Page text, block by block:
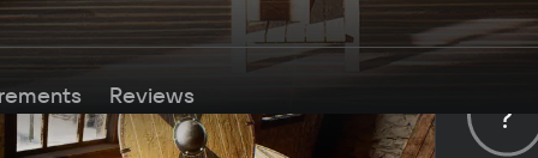
Reviews
?